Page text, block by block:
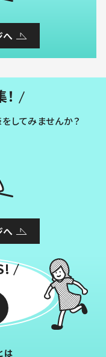
してみませんか？
は